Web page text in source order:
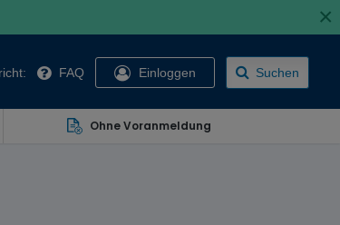
×
FAQ Einloggen Suchen
Ohne Voranmeldung